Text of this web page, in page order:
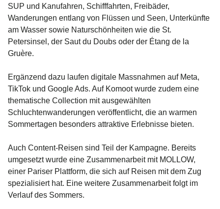
SUP und Kanufahren, Schifffahrten, Freibäder,
Wanderungen entlang von Flüssen und Seen, Unterkünfte
am Wasser sowie Naturschönheiten wie die St.
Petersinsel, der Saut du Doubs oder der Étang de la
Gruère.
Ergänzend dazu laufen digitale Massnahmen auf Meta,
TikTok und Google Ads. Auf Komoot wurde zudem eine
thematische Collection mit ausgewählten
Schluchtenwanderungen veröffentlicht, die an warmen
Sommertagen besonders attraktive Erlebnisse bieten.
Auch Content-Reisen sind Teil der Kampagne. Bereits
umgesetzt wurde eine Zusammenarbeit mit MOLLOW,
einer Pariser Plattform, die sich auf Reisen mit dem Zug
spezialisiert hat. Eine weitere Zusammenarbeit folgt im
Verlauf des Sommers.